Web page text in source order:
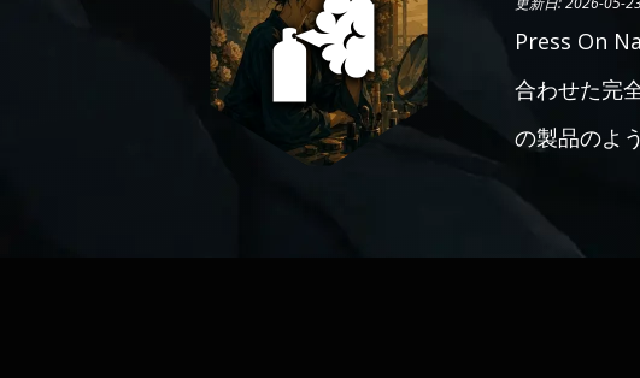
Press On
合わせた完
の製品のよ